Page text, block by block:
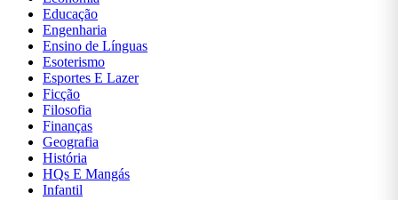
Educação
Engenharia
Ensino de Línguas
Esoterismo
Esportes E Lazer
Ficção
Filosofia
Finanças
Geografia
História
HQs E Mangás
Infantil
ARQUITETURA
ARTES E
CULTURA
ASSUNTOS
DIVERSOS
AUTOAJUDA